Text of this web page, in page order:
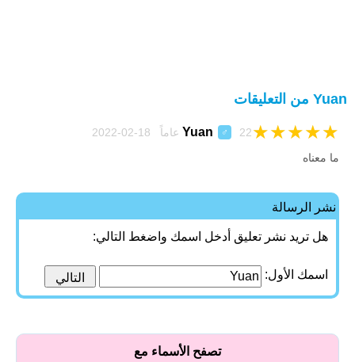
Yuan من التعليقات
Yuan ♂ 22 عاماً 18-02-2022 ★
★
★
★
★
ما معناه
نشر الرسالة
هل تريد نشر تعليق أدخل اسمك واضغط التالي:
اسمك الأول:
تصفح الأسماء مع